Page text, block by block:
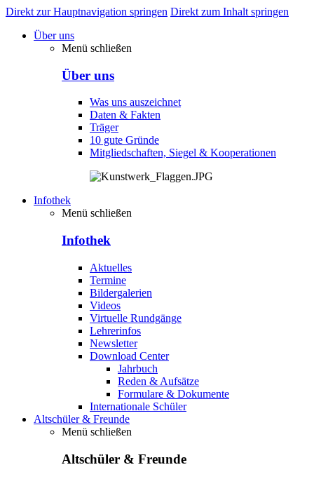
Direkt zur Hauptnavigation springen Direkt zum Inhalt springen
Über uns
Menü schließen
Über uns
Was uns auszeichnet
Daten & Fakten
Träger
10 gute Gründe
Mitgliedschaften, Siegel & Kooperationen
Infothek
Menü schließen
Infothek
Aktuelles
Termine
Bildergalerien
Videos
Virtuelle Rundgänge
Lehrerinfos
Newsletter
Download Center
Jahrbuch
Reden & Aufsätze
Formulare & Dokumente
Internationale Schüler
Altschüler & Freunde
Menü schließen
Altschüler & Freunde